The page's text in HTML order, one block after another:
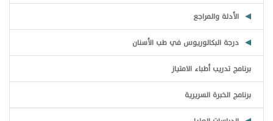
الأدلة والمراجع
درجة البكالوريوس في طب الأسنان
برنامج تدريب أطباء الامتياز
برنامج الخبرة السريرية